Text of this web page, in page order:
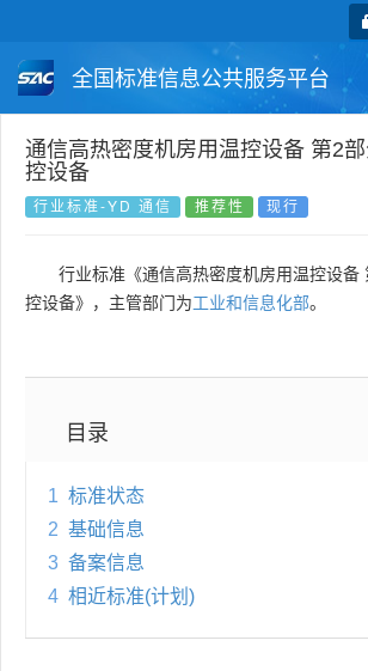
全国标准信息公共服务平台
国家标准 行业标准
团体标准 企业标准
国外标准 技术委员会
通信高热密度机房用温控设备 第2
控设备
行业标准-YD 通信 推荐性 现行
行业标准《通信高热密度机房用温控设备
控设备》，主管部门为工业和信息化部。
目录
1 标准状态
2 基础信息
3 备案信息
4 相近标准(计划)